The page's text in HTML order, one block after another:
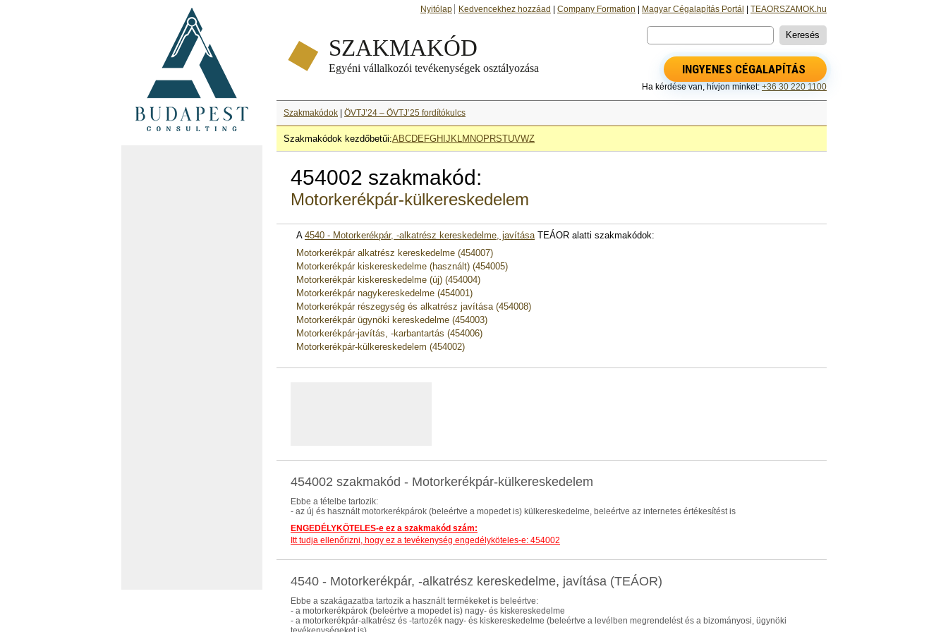
Nyitólap Kedvencekhez hozzáad Company Formation Magyar Cégalapítás Portál TEAORSZAMOK.hu
INGYENES CÉGALAPÍTÁS
Ha kérdése van, hívjon minket: +36 30 220 1100
Szakmakódok ÖVTJ’24 – ÖVTJ’25 fordítókulcs
Szakmakódok kezdőbetűi:ABCDE FGH J KLM NOP RSTUVWZ
454002 szakmakód:
Motorkerékpár-külkereskedelem
A 4540 - Motorkerékpár, -alkatrész kereskedelme, javításaTEÁOR alatti szakmakódok:
Motorkerékpár alkatrész kereskedelme (454007)
Motorkerékpár kiskereskedelme (használt) (454005)
Motorkerékpár kiskereskedelme (új) (454004)
Motorkerékpár nagykereskedelme (454001)
Motorkerékpár részegység és alkatrész javítása (454008)
Motorkerékpár ügynöki kereskedelme (454003)
Motorkerékpár-javítás, -karbantartás (454006)
Motorkerékpár-külkereskedelem (454002)
454002 szakmakód - Motorkerékpár-külkereskedelem
Ebbe a tételbe tartozik:
- az új és használt motorkerékpárok (beleértve a mopedet is) külkereskedelme, beleértve az internetes értékesítést is
ENGEDÉLYKÖTELES-e ez a szakmakód szám:
Itt tudja ellenőrizni, hogy ez a tevékenység engedélyköteles-e: 454002
4540 - Motorkerékpár, -alkatrész kereskedelme, javítása (TEÁOR)
Ebbe a szakágazatba tartozik a használt termékeket is beleértve:
- a motorkerékpárok (beleértve a mopedet is) nagy- és kiskereskedelme
- a motorkerékpár-alkatrész és -tartozék nagy- és kiskereskedelme (beleértve a levélben megrendelést és a bizományosi, ügynöki